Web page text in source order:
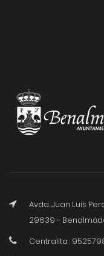
Avda. Juan Luis
29639 -
Centralita :